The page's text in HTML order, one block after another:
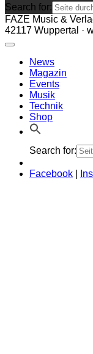
Search for:
FAZE Music &
42117 Wuppertal ·
News
Magazin
Events
Musik
Technik
Shop
Search for:
Facebook